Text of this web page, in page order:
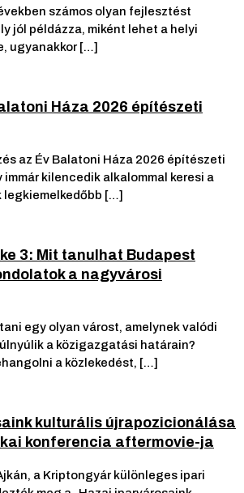
számos olyan fejlesztést
jól példázza, miként lehet a helyi
ugyanakkor […]
Háza 2026 építészeti
az Év Balatoni Háza 2026 építészeti
kilencedik alkalommal keresi a
[…]
3: Mit tanulhat Budapest
a nagyvárosi
egy olyan várost, amelynek valódi
a közigazgatási határain?
a közlekedést, […]
kulturális újrapozicionálása
konferencia aftermovie-ja
a Kriptongyár különleges ipari